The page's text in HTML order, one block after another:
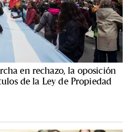
en rechazo, la oposición
de la Ley de Propiedad